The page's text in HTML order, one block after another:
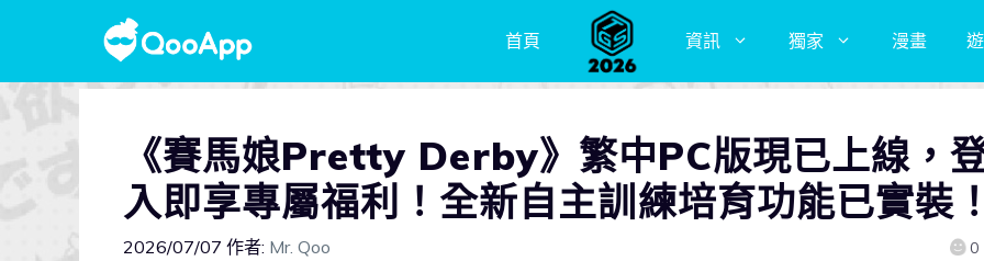
首頁 資訊 獨家 漫畫
《賽馬娘Pretty Derby》繁中PC版現已上線，
入即享專屬福利！全新自主訓練培育功能已實裝
2026/07/07 作者: Mr. Qoo 0